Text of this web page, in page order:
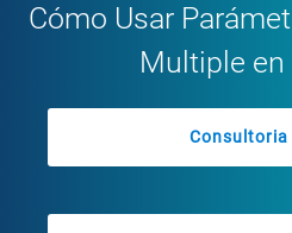
Cómo Usar
Multiple en
Consultoria